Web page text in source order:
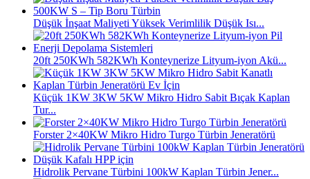
Düşük İnşaat Maliyeti Yüksek Verimlilik Düşük Isı...
20ft 250KWh 582KWh Konteynerize Lityum-iyon Akü...
Küçük 1KW 3KW 5KW Mikro Hidro Sabit Bıçak Kaplan
Tur...
Forster 2×40KW Mikro Hidro Turgo Türbin Jeneratörü
Hidrolik Pervane Türbini 100kW Kaplan Türbin Jener...